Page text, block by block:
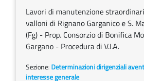
Lavori di manutenzione
valloni di Rignano Garganico e S.
(Fg) - Prop. Consorzio di Bonifica
Gargano - Procedura di V.I.A.
Sezione: Determinazioni dirigenziali
interesse generale